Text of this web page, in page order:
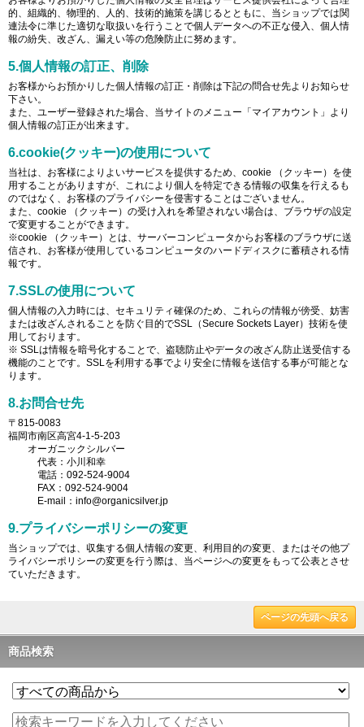
的、組織的、物理的、人的、技術的施策を講じるとともに、当ショップでは関
連法令に準じた適切な取扱いを行うことで個人データへの不正な侵入、個人情
報の紛失、改ざん、漏えい等の危険防止に努めます。
5.個人情報の訂正、削除
お客様からお預かりした個人情報の訂正・削除は下記の問合せ先よりお知らせ
下さい。
また、ユーザー登録された場合、当サイトのメニュー「マイアカウント」より
個人情報の訂正が出来ます。
6.cookie(クッキー)の使用について
当社は、お客様によりよいサービスを提供するため、cookie （クッキー）を使
用することがありますが、これにより個人を特定できる情報の収集を行えるも
のではなく、お客様のプライバシーを侵害することはございません。
また、cookie （クッキー）の受け入れを希望されない場合は、ブラウザの設定
で変更することができます。
※cookie （クッキー）とは、サーバーコンピュータからお客様のブラウザに送
信され、お客様が使用しているコンピュータのハードディスクに蓄積される情
報です。
7.SSLの使用について
個人情報の入力時には、セキュリティ確保のため、これらの情報が傍受、妨害
または改ざんされることを防ぐ目的でSSL（Secure Sockets Layer）技術を使
用しております。
※ SSLは情報を暗号化することで、盗聴防止やデータの改ざん防止送受信する
機能のことです。SSLを利用する事でより安全に情報を送信する事が可能とな
ります。
8.お問合せ先
〒815-0083
福岡市南区高宮4-1-5-203
オーガニックシルバー
代表：小川和幸
電話：092-524-9004
FAX：092-524-9004
E-mail：info@organicsilver.jp
9.プライバシーポリシーの変更
当ショップでは、収集する個人情報の変更、利用目的の変更、またはその他プ
ライバシーポリシーの変更を行う際は、当ページへの変更をもって公表とさせ
ていただきます。
ページの先頭へ戻る
商品検索